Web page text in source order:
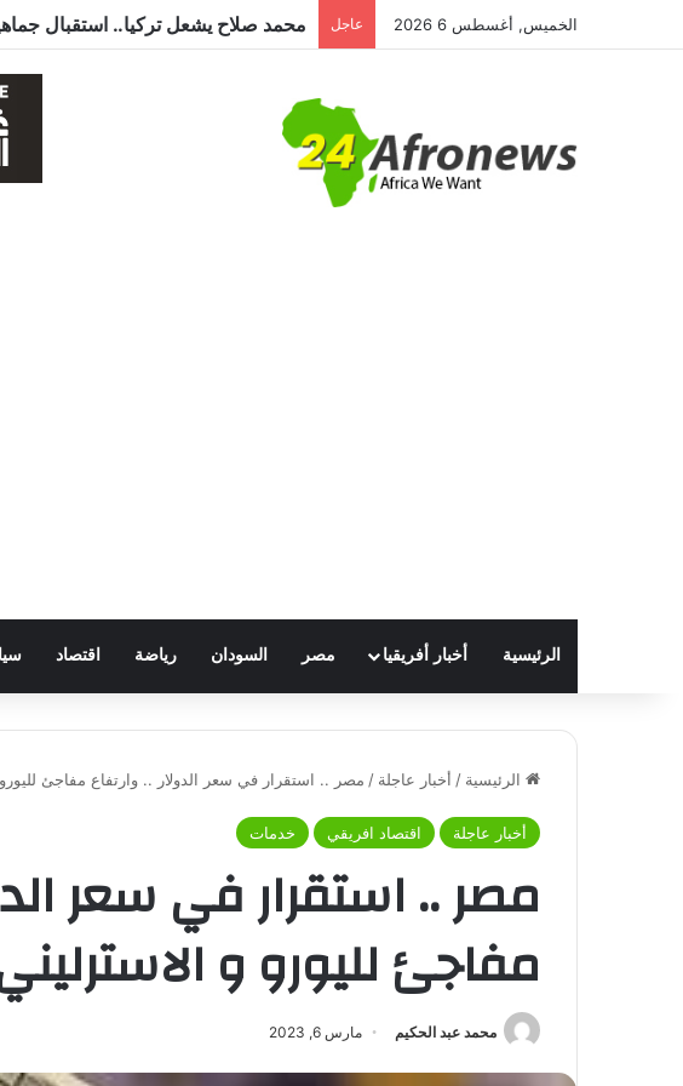
الخميس, أغسطس 6 2026 عاجل
الرئيسية أخبار أفريقيا مصر السودان رياضة اقتصاد
الرئيسية / أخبار عاجلة / مصر .. استقرار في سعر الدولار .. وارتفاع مفاجئ لليورو
أخبار عاجلة اقتصاد افريقي خدمات
مصر .. استقرار في سعر
مفاجئ لليورو و
محمد عبد الحكيم مارس 6, 2023